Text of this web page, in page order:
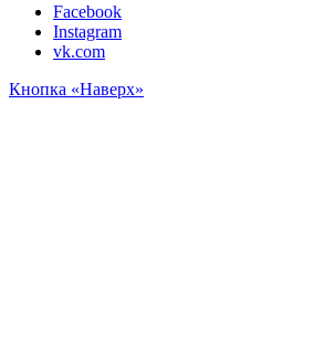
Facebook
Instagram
vk.com
Кнопка «Наверх»